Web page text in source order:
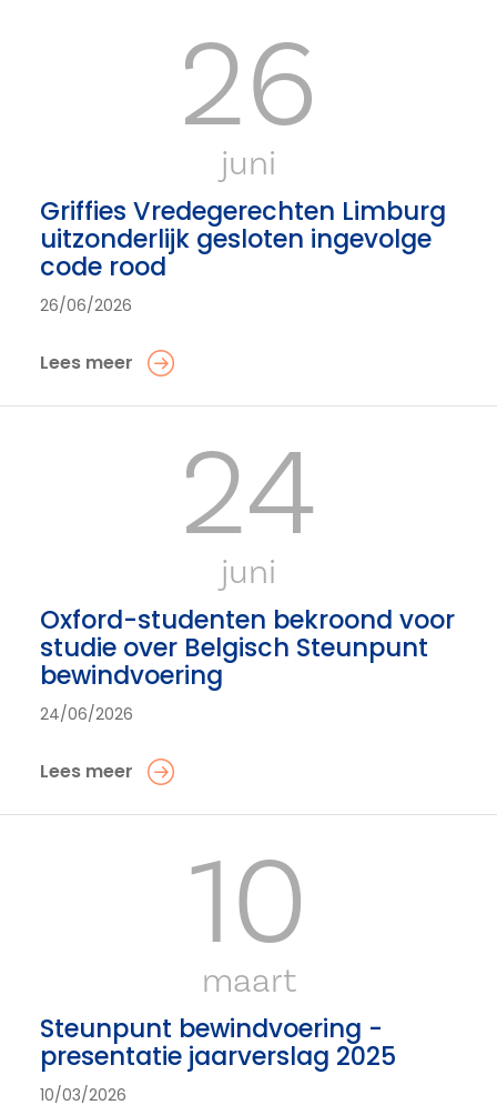
26
juni
Griffies Vredegerechten Limburg
uitzonderlijk gesloten ingevolge
code rood
26/06/2026
Lees meer
24
juni
Oxford-studenten bekroond voor
studie over Belgisch Steunpunt
bewindvoering
24/06/2026
Lees meer
10
maart
Steunpunt bewindvoering -
presentatie jaarverslag 2025
10/03/2026